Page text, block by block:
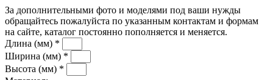
За дополнительными фото и моделями под ваши нужды
обращайтесь пожалуйста по указанным контактам и формам
на сайте, каталог постоянно пополняется и меняется.
Длина (мм) *
Ширина (мм) *
Высота (мм) *